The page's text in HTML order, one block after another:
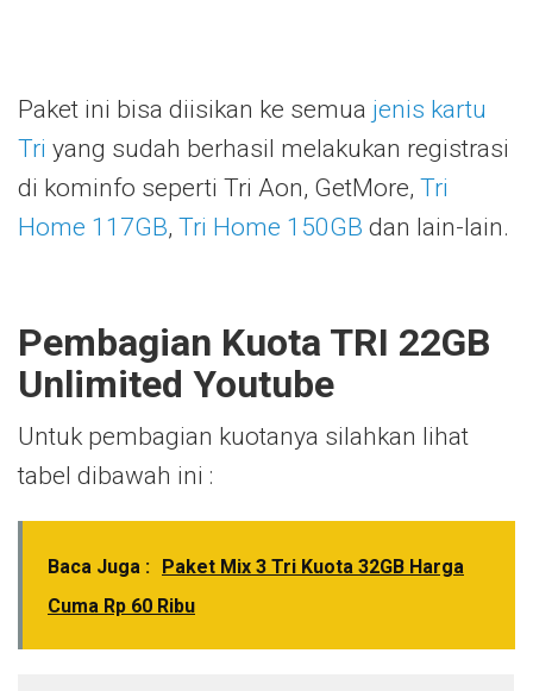
Paket ini bisa diisikan ke semua jenis kartu
Tri yang sudah berhasil melakukan registrasi
di kominfo seperti Tri Aon, GetMore, Tri
Home 117GB, Tri Home 150GB dan lain-lain.
Pembagian Kuota TRI 22GB
Unlimited Youtube
Untuk pembagian kuotanya silahkan lihat
tabel dibawah ini :
Baca Juga : Paket Mix 3 Tri Kuota 32GB Harga
Cuma Rp 60 Ribu